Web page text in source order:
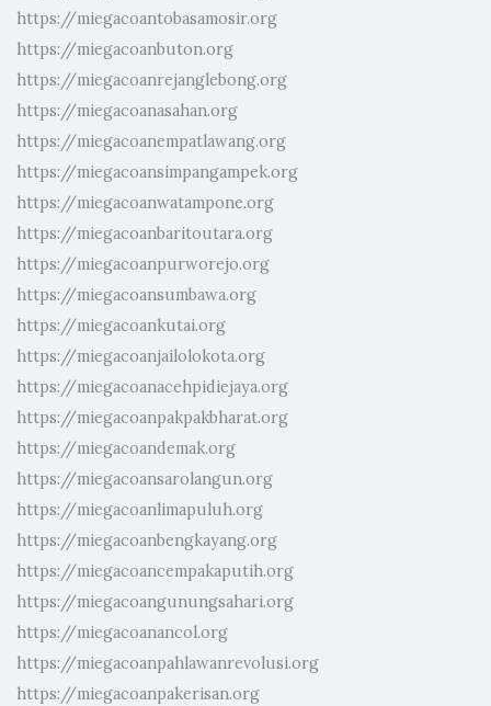
https://miegacoantobasamosir.org
https://miegacoanbuton.org
https://miegacoanrejanglebong.org
https://miegacoanasahan.org
https://miegacoanempatlawang.org
https://miegacoansimpangampek.org
https://miegacoanwatampone.org
https://miegacoanbaritoutara.org
https://miegacoanpurworejo.org
https://miegacoansumbawa.org
https://miegacoankutai.org
https://miegacoanjailolokota.org
https://miegacoanacehpidiejaya.org
https://miegacoanpakpakbharat.org
https://miegacoandemak.org
https://miegacoansarolangun.org
https://miegacoanlimapuluh.org
https://miegacoanbengkayang.org
https://miegacoancempakaputih.org
https://miegacoangunungsahari.org
https://miegacoanancol.org
https://miegacoanpahlawanrevolusi.org
https://miegacoanpakerisan.org